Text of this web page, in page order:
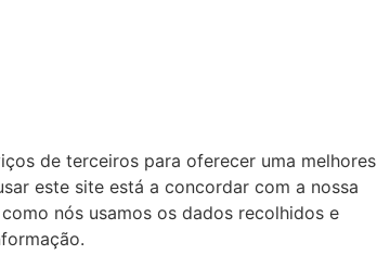
de terceiros para oferecer uma melhores
este site está a concordar com a nossa
como nós usamos os dados recolhidos e